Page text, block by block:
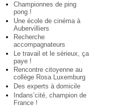
Championnes de ping
pong !
Une école de cinéma à
Aubervilliers
Recherche
accompagnateurs
Le travail et le sérieux, ça
paye !
Rencontre citoyenne au
collège Rosa Luxemburg
Des experts à domicile
Indans’cité, champion de
France !